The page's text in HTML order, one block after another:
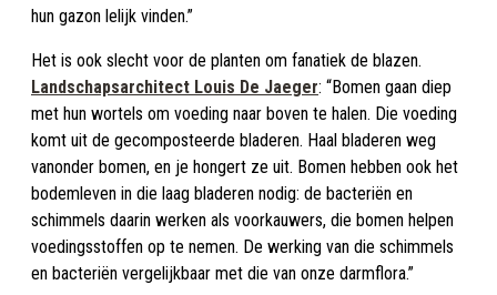
hun gazon lelijk vinden.”
Het is ook slecht voor de planten om fanatiek de blazen.
Landschapsarchitect Louis De Jaeger: “Bomen gaan diep
met hun wortels om voeding naar boven te halen. Die voeding
komt uit de gecomposteerde bladeren. Haal bladeren weg
vanonder bomen, en je hongert ze uit. Bomen hebben ook het
bodemleven in die laag bladeren nodig: de bacteriën en
schimmels daarin werken als voorkauwers, die bomen helpen
voedingsstoffen op te nemen. De werking van die schimmels
en bacteriën vergelijkbaar met die van onze darmflora.”